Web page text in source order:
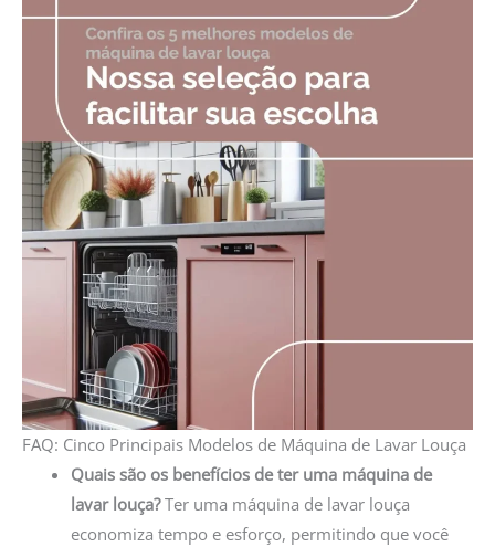
FAQ: Cinco Principais Modelos de Máquina de Lavar Louça
Quais são os benefícios de ter uma máquina de
lavar louça?Ter uma máquina de lavar louça
economiza tempo e esforço, permitindo que você